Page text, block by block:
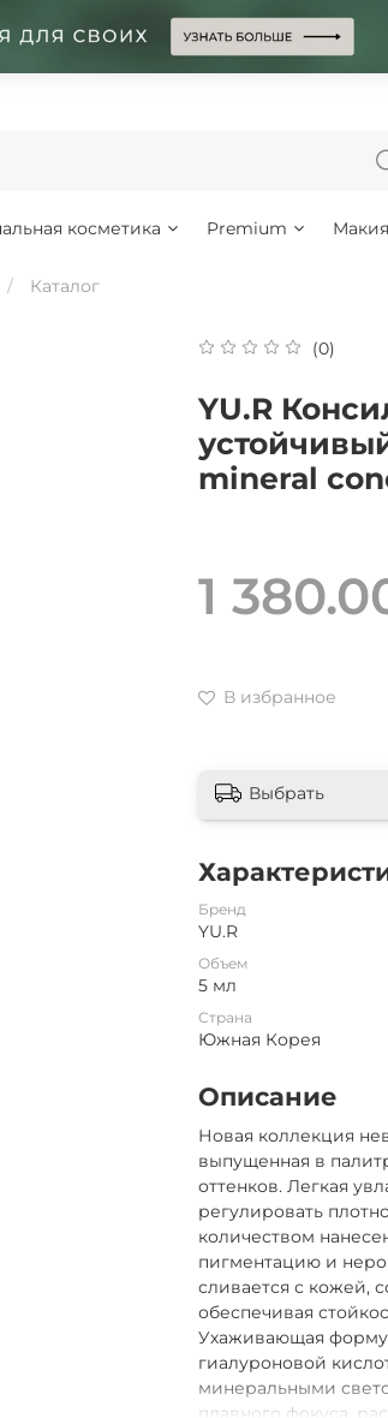
косметика Premium
Каталог
(0)
YU.R
mineral
1
В избранное
Выбрать
Бренд
YU.R
Объем
5 мл
Страна
Южная Корея
Описание
Новая коллекция
выпущенная в
оттенков. Легкая
регулировать
количеством
пигментацию и
сливается с кожей,
обеспечивая
Ухаживающая
гиалуроновой
минеральными
плавного фокуса,